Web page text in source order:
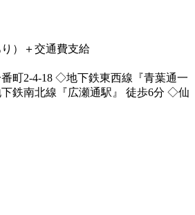
）＋交通費支給
町2-4-18 ◇地下鉄東西線『青葉通一
鉄南北線『広瀬通駅』 徒歩6分 ◇仙